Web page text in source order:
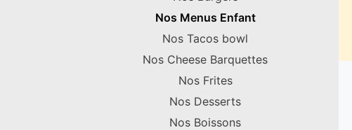
Nos Menus Enfant
Nos Tacos bowl
Nos Cheese Barquettes
Nos Frites
Nos Desserts
Nos Boissons